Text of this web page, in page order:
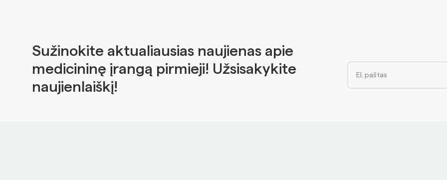
Sužinokite aktualiausias naujienas apie
medicininę įrangą pirmieji! Užsisakykite
naujienlaiškį!